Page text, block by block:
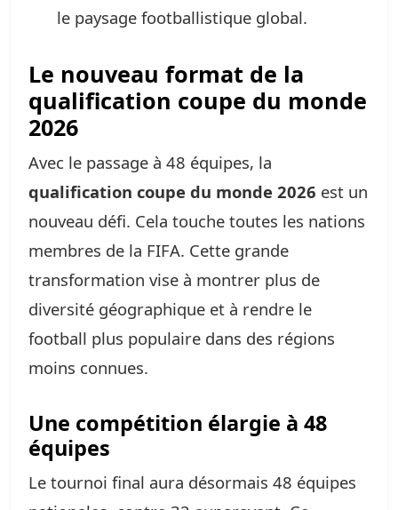
le paysage footballistique global.
Le nouveau format de la
qualification coupe du monde
2026
Avec le passage à 48 équipes, la
qualification coupe du monde 2026 est un
nouveau défi. Cela touche toutes les nations
membres de la FIFA. Cette grande
transformation vise à montrer plus de
diversité géographique et à rendre le
football plus populaire dans des régions
moins connues.
Une compétition élargie à 48
équipes
Le tournoi final aura désormais 48 équipes